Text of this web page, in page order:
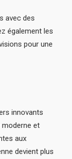
avec des
également les
pour une
innovants
et
aux
devient plus